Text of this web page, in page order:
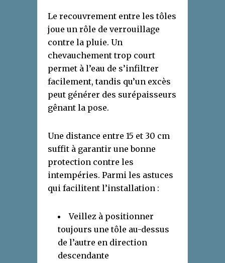
Le recouvrement entre les tôles
joue un rôle de verrouillage
contre la pluie. Un
chevauchement trop court
permet à l’eau de s’infiltrer
facilement, tandis qu’un excès
peut générer des surépaisseurs
gênant la pose.
Une distance entre 15 et 30 cm
suffit à garantir une bonne
protection contre les
intempéries. Parmi les astuces
qui facilitent l’installation :
Veillez à positionner
toujours une tôle au-dessus
de l’autre en direction
descendante